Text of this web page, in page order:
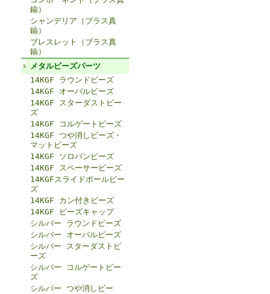
鍮）
シャンデリア（ブラス真
鍮）
ブレスレット（ブラス真
鍮）
メタルビーズパーツ
14KGF ラウンドビーズ
14KGF オーバルビーズ
14KGF スターダストビー
ズ
14KGF コルゲートビーズ
14KGF つや消しビーズ・
マットビーズ
14KGF ソロバンビーズ
14KGF スペーサービーズ
14KGFスライドボールビー
ズ
14KGF カン付きビーズ
14KGF ビーズキャップ
シルバー ラウンドビーズ
シルバー オーバルビーズ
シルバー スターダストビ
ーズ
シルバー コルゲートビー
ズ
シルバー つや消しビー